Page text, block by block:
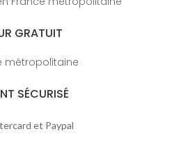
GRATUIT
métropolitaine
SÉCURISÉ
et Paypal